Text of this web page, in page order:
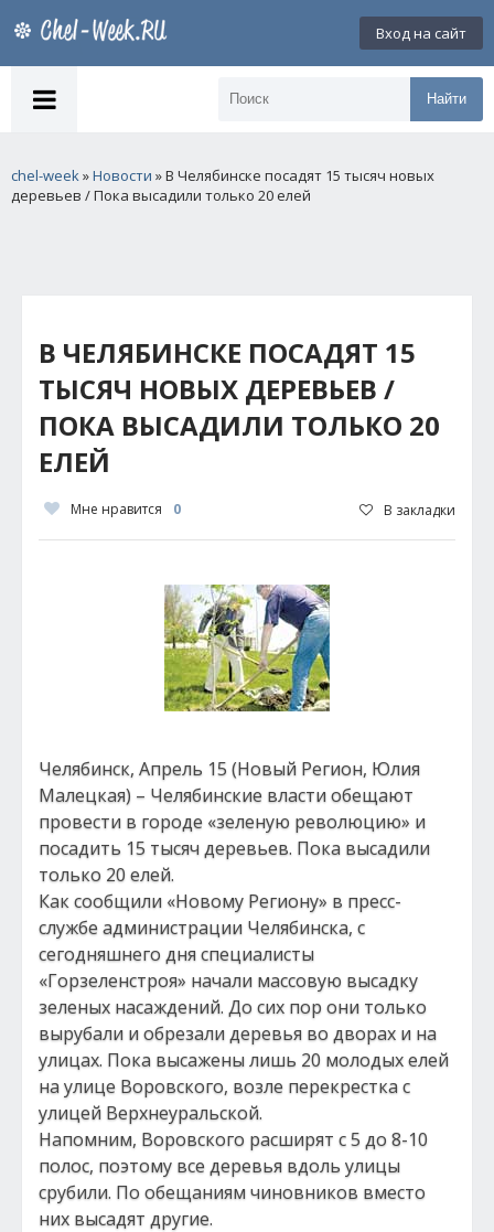
Вход на сайт
Найти
chel-week»Новости » В Челябинске посадят 15 тысяч новых
деревьев / Пока высадили только 20 елей
В ЧЕЛЯБИНСКЕ ПОСАДЯТ 15
ТЫСЯЧ НОВЫХ ДЕРЕВЬЕВ /
ПОКА ВЫСАДИЛИ ТОЛЬКО 20
ЕЛЕЙ
Мне нравится 0 В закладки
Челябинск, Апрель 15 (Новый Регион, Юлия
Малецкая) – Челябинские власти обещают
провести в городе «зеленую революцию» и
посадить 15 тысяч деревьев. Пока высадили
только 20 елей.
Как сообщили «Новому Региону» в пресс-
службе администрации Челябинска, с
сегодняшнего дня специалисты
«Горзеленстроя» начали массовую высадку
зеленых насаждений. До сих пор они только
вырубали и обрезали деревья во дворах и на
улицах. Пока высажены лишь 20 молодых елей
на улице Воровского, возле перекрестка с
улицей Верхнеуральской.
Напомним, Воровского расширят с 5 до 8-10
полос, поэтому все деревья вдоль улицы
срубили. По обещаниям чиновников вместо
них высадят другие.